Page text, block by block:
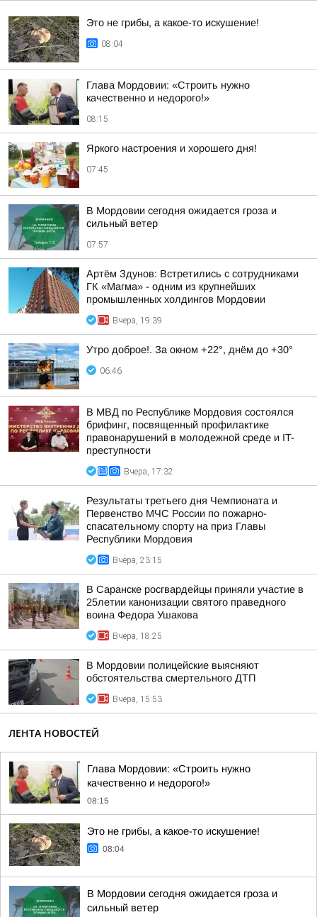
Это не грибы, а какое-то искушение!
08:04
Глава Мордовии: «Строить нужно
качественно и недорого!»
08:15
Яркого настроения и хорошего дня!
07:45
В Мордовии сегодня ожидается гроза и
сильный ветер
07:57
Артём Здунов: Встретились с сотрудниками
ГК «Магма» - одним из крупнейших
промышленных холдингов Мордовии
Вчера, 19:39
Утро доброе!. За окном +22°, днём до +30°
06:46
В МВД по Республике Мордовия состоялся
брифинг, посвященный профилактике
правонарушений в молодежной среде и IT-
преступности
Вчера, 17:32
Результаты третьего дня Чемпионата и
Первенство МЧС России по пожарно-
спасательному спорту на приз Главы
Республики Мордовия
Вчера, 23:15
В Саранске росгвардейцы приняли участие в
25летии канонизации святого праведного
воина Федора Ушакова
Вчера, 18:25
В Мордовии полицейские выясняют
обстоятельства смертельного ДТП
Вчера, 15:53
ЛЕНТА НОВОСТЕЙ
Глава Мордовии: «Строить нужно
качественно и недорого!»
08:15
Это не грибы, а какое-то искушение!
08:04
В Мордовии сегодня ожидается гроза и
сильный ветер